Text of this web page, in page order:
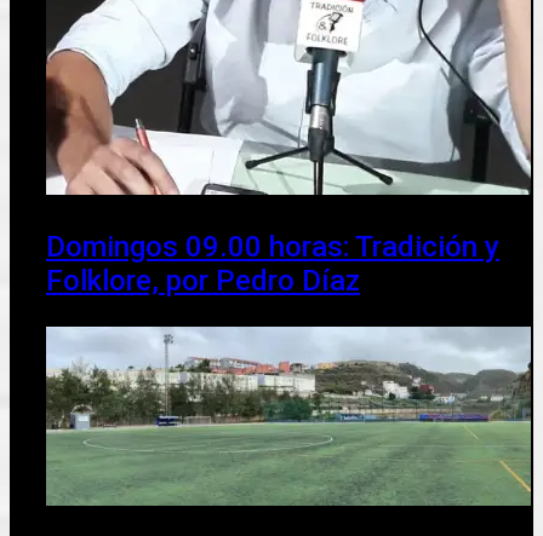
Domingos 09.00 horas: Tradición y
Folklore, por Pedro Díaz